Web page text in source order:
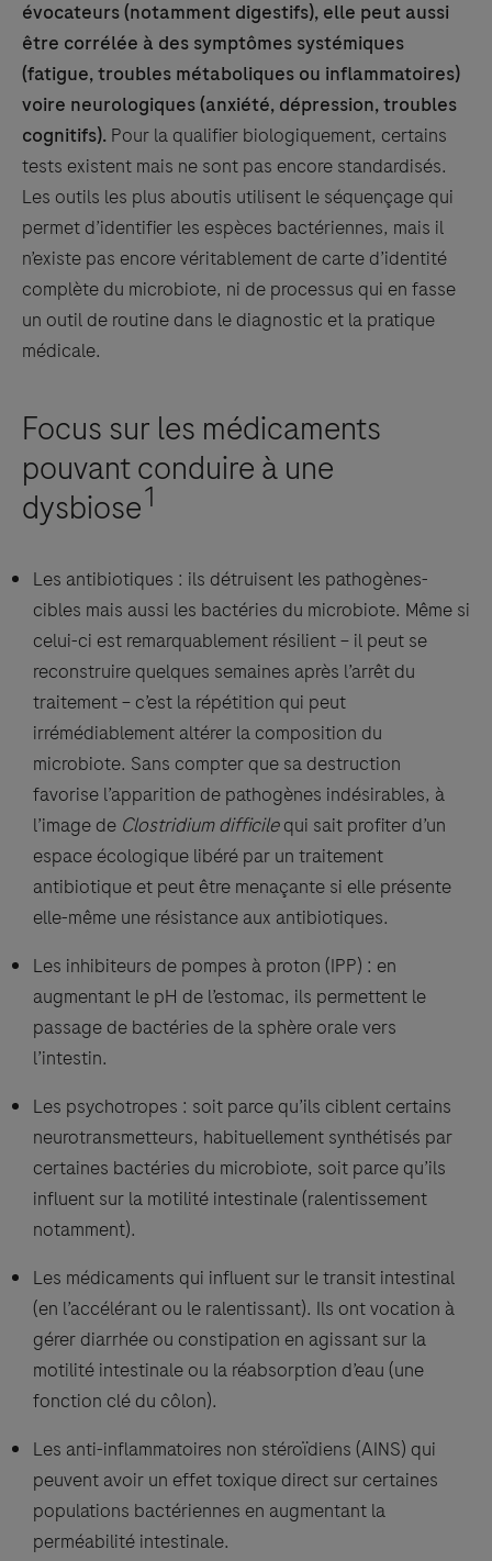
évocateurs (notamment digestifs), elle peut aussi
être corrélée à des symptômes systémiques
(fatigue, troubles métaboliques ou inflammatoires)
voire neurologiques (anxiété, dépression, troubles
cognitifs). Pour la qualifier biologiquement, certains
tests existent mais ne sont pas encore standardisés.
Les outils les plus aboutis utilisent le séquençage qui
permet d’identifier les espèces bactériennes, mais il
n’existe pas encore véritablement de carte d’identité
complète du microbiote, ni de processus qui en fasse
un outil de routine dans le diagnostic et la pratique
médicale.
Focus sur les médicaments
pouvant conduire à une
dysbiose1
Les antibiotiques : ils détruisent les pathogènes-
cibles mais aussi les bactéries du microbiote. Même si
celui-ci est remarquablement résilient – il peut se
reconstruire quelques semaines après l’arrêt du
traitement – c’est la répétition qui peut
irrémédiablement altérer la composition du
microbiote. Sans compter que sa destruction
favorise l’apparition de pathogènes indésirables, à
l’image de Clostridium difficilequi sait profiter d’un
espace écologique libéré par un traitement
antibiotique et peut être menaçante si elle présente
elle-même une résistance aux antibiotiques.
Les inhibiteurs de pompes à proton (IPP) : en
augmentant le pH de l’estomac, ils permettent le
passage de bactéries de la sphère orale vers
l’intestin.
Les psychotropes : soit parce qu’ils ciblent certains
neurotransmetteurs, habituellement synthétisés par
certaines bactéries du microbiote, soit parce qu’ils
influent sur la motilité intestinale (ralentissement
notamment).
Les médicaments qui influent sur le transit intestinal
(en l’accélérant ou le ralentissant). Ils ont vocation à
gérer diarrhée ou constipation en agissant sur la
motilité intestinale ou la réabsorption d’eau (une
fonction clé du côlon).
Les anti-inflammatoires non stéroïdiens (AINS) qui
peuvent avoir un effet toxique direct sur certaines
populations bactériennes en augmentant la
perméabilité intestinale.